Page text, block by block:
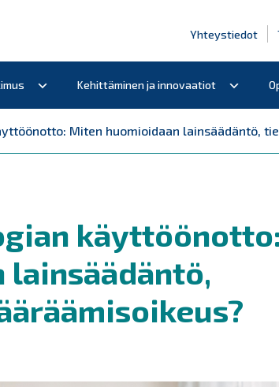
Yhteystiedot
Kehittäminen ja innovaatiot
Miten huomioidaan lainsäädäntö,